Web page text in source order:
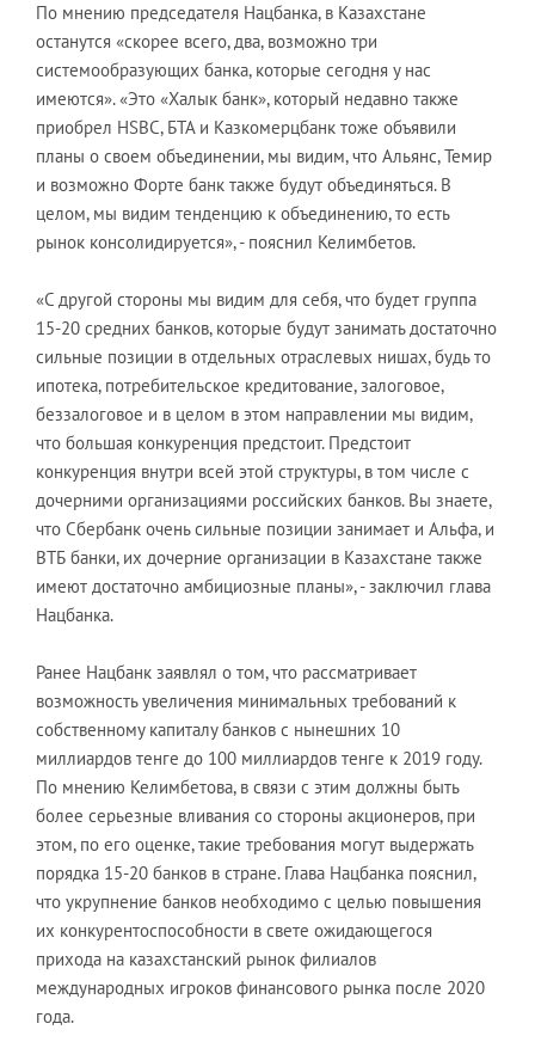
По мнению председателя Нацбанка, в Казахстане
останутся «скорее всего, два, возможно три
системообразующих банка, которые сегодня у нас
имеются». «Это «Халык банк», который недавно также
приобрел HSBC, БТА и Казкомерцбанк тоже объявили
планы о своем объединении, мы видим, что Альянс, Темир
и возможно Форте банк также будут объединяться. В
целом, мы видим тенденцию к объединению, то есть
рынок консолидируется», - пояснил Келимбетов.
«С другой стороны мы видим для себя, что будет группа
15-20 средних банков, которые будут занимать достаточно
сильные позиции в отдельных отраслевых нишах, будь то
ипотека, потребительское кредитование, залоговое,
беззалоговое и в целом в этом направлении мы видим,
что большая конкуренция предстоит. Предстоит
конкуренция внутри всей этой структуры, в том числе с
дочерними организациями российских банков. Вы знаете,
что Сбербанк очень сильные позиции занимает и Альфа, и
ВТБ банки, их дочерние организации в Казахстане также
имеют достаточно амбициозные планы», - заключил глава
Нацбанка.
Ранее Нацбанк заявлял о том, что рассматривает
возможность увеличения минимальных требований к
собственному капиталу банков с нынешних 10
миллиардов тенге до 100 миллиардов тенге к 2019 году.
По мнению Келимбетова, в связи с этим должны быть
более серьезные вливания со стороны акционеров, при
этом, по его оценке, такие требования могут выдержать
порядка 15-20 банков в стране. Глава Нацбанка пояснил,
что укрупнение банков необходимо с целью повышения
их конкурентоспособности в свете ожидающегося
прихода на казахстанский рынок филиалов
международных игроков финансового рынка после 2020
года.